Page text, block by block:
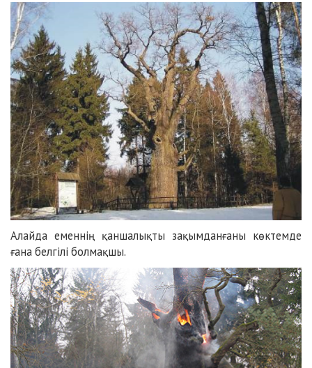
Алайда еменнің қаншалықты зақымданғаны көктемде
ғана белгілі болмақшы.